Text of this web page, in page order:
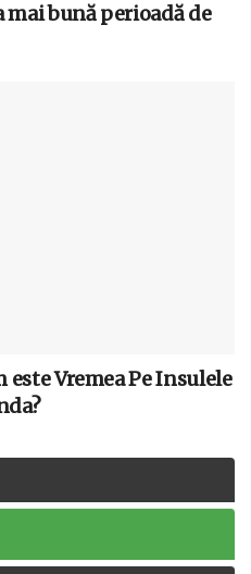
mai bună perioadă de
este Vremea Pe Insulele